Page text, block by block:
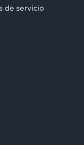
de servicio